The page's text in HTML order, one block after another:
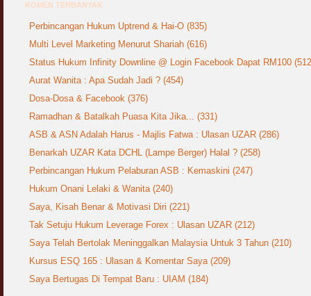
KOMEN TERBANYAK
Perbincangan Hukum Uptrend & Hai-O (835)
Multi Level Marketing Menurut Shariah (616)
Status Hukum Infinity Downline @ Login Facebook Dapat RM100
Aurat Wanita : Apa Sudah Jadi ? (454)
Dosa-Dosa & Facebook (376)
Ramadhan & Batalkah Puasa Kita Jika... (331)
ASB & ASN Adalah Harus - Majlis Fatwa : Ulasan UZAR (286)
Benarkah UZAR Kata DCHL (Lampe Berger) Halal ? (258)
Perbincangan Hukum Pelaburan ASB : Kemaskini (247)
Hukum Onani Lelaki & Wanita (240)
Saya, Kisah Benar & Motivasi Diri (221)
Tak Setuju Hukum Leverage Forex : Ulasan UZAR (212)
Saya Telah Bertolak Meninggalkan Malaysia Untuk 3 Tahun (210)
Kursus ESQ 165 : Ulasan & Komentar Saya (209)
Saya Bertugas Di Tempat Baru : UIAM (184)